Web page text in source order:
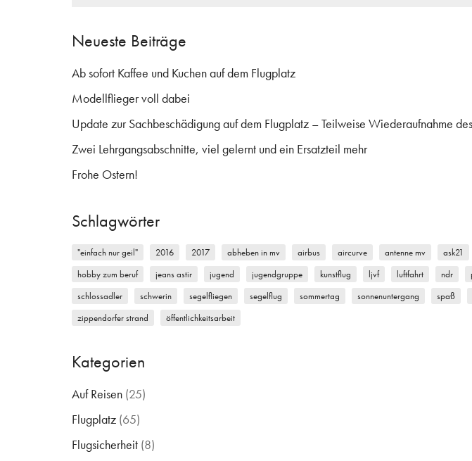
Neueste Beiträge
Ab sofort Kaffee und Kuchen auf dem Flugplatz
Modellflieger voll dabei
Update zur Sachbeschädigung auf dem Flugplatz – Teilweise Wiederaufnahme
Zwei Lehrgangsabschnitte, viel gelernt und ein Ersatzteil mehr
Frohe Ostern!
Schlagwörter
"einfach nur geil" 2016 2017 abheben in mv airbus aircurve antenne mv ask21
hobby zum beruf
jeans astir jugend jugendgruppe kunstflug ljvf luftfahrt ndr
schlossadler
schwerin segelfliegen segelflug sommertag sonnenuntergang spaß
zippendorfer strand
öffentlichkeitsarbeit
Kategorien
Auf Reisen (25)
Flugplatz (65)
Flugsicherheit (8)